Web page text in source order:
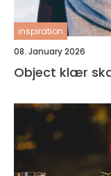
inspiration
08. January 2026